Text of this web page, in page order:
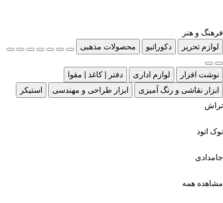
فرهنگ و هنر
لوازم تحریر
دکوراتیو محصولات مذهبی
نوشت افزار لوازم اداری
دفتر | کاغذ | مقوا
ابزار نقاشی و رنگ آمیزی
ابزار طراحی و مهندسی
استیکر
تراش
نوک اتود
جامدادی
مشاهده همه